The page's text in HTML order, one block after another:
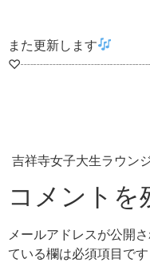
また更新します
吉祥寺女子大生ラウン
コメントを
メールアドレスが公開
ている欄は必須項目です